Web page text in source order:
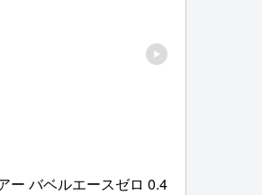
ー バベルエースゼロ 0.4